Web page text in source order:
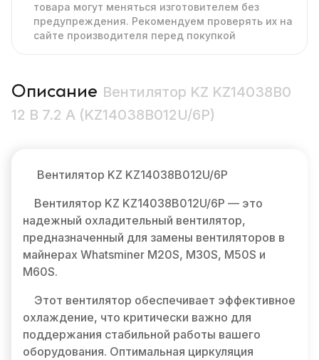
товара могут меняться изготовителем без
предупреждения. Рекомендуем проверять их на
сайте производителя перед покупкой
Описание Вентилятор KZ KZ14038B0
12 В 7.2 A (KZ14038B012U/6P)
Вентилятор KZ KZ14038B012U/6P
Вентилятор KZ KZ14038B012U/6P — это
надежный охладительный вентилятор,
предназначенный для замены вентиляторов в
майнерах Whatsminer M20S, M30S, M50S и
M60S.
Этот вентилятор обеспечивает эффективное
охлаждение, что критически важно для
поддержания стабильной работы вашего
оборудования. Оптимальная циркуляция